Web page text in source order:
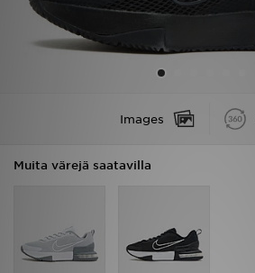
Images
Muita värejä saatavilla
Inspiroidu
Asiakaspalvelu ja tietoa